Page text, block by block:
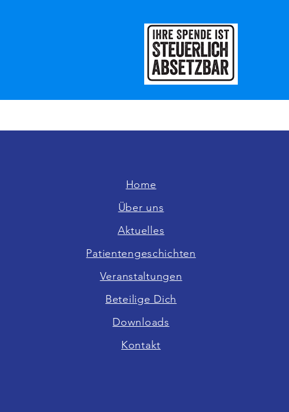
Home
Über uns
Aktuelles
Patientengeschichten
Veranstaltungen
Beteilige Dich
Downloads
Kontakt